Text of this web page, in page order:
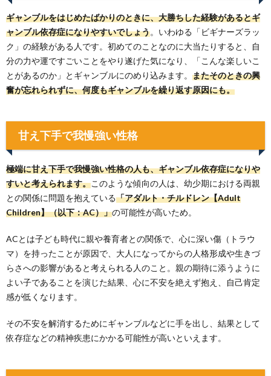
ギャンブルをはじめたばかりのときに、大勝ちした経験があるとギ
ャンブル依存症になりやすいでしょう。いわゆる「ビギナーズラッ
ク」の経験がある人です。初めてのことなのに大当たりすると、自
分の力や運ですごいことをやり遂げた気になり、「こんな楽しいこ
とがあるのか」とギャンブルにのめり込みます。 またそのときの興
奮が忘れられずに、何度もギャンブルを繰り返す原因にも。
甘え下手で我慢強い性格
極端に甘え下手で我慢強い性格の人も、ギャンブル依存症になりや
すいと考えられます。このような傾向の人は、幼少期における両親
との関係に問題を抱えている「アダルト・チルドレン【Adult
Children】（以下：AC）」の可能性が高いため。
ACとは子ども時代に親や養育者との関係で、心に深い傷（トラウ
マ）を持ったことが原因で、大人になってからの人格形成や生きづ
らさへの影響があると考えられる人のこと。親の期待に添うように
よい子であることを演じた結果、心に不安を絶えず抱え、自己肯定
感が低くなります。
その不安を解消するためにギャンブルなどに手を出し、結果として
依存症などの精神疾患にかかる可能性が高いといえます。